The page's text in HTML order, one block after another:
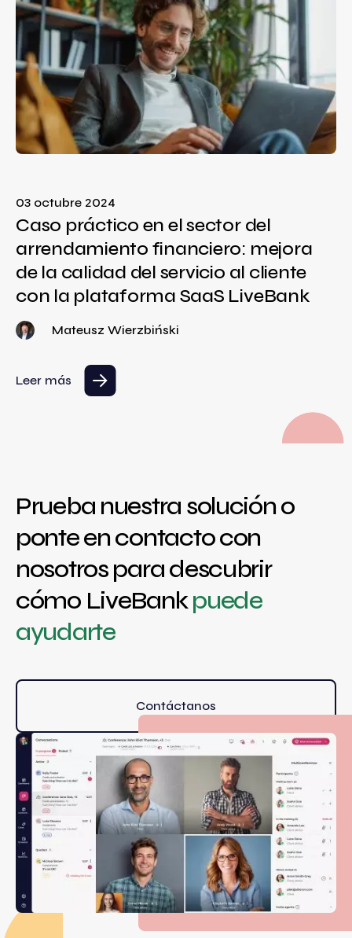
03 octubre 2024
Caso práctico en el sector del
arrendamiento financiero: mejora
de la calidad del servicio al cliente
con la plataforma SaaS LiveBank
Mateusz Wierzbiński
Leer más
Prueba nuestra solución o
ponte en contacto con
nosotros para descubrir
cómo LiveBankpuede
ayudarte
Contáctanos